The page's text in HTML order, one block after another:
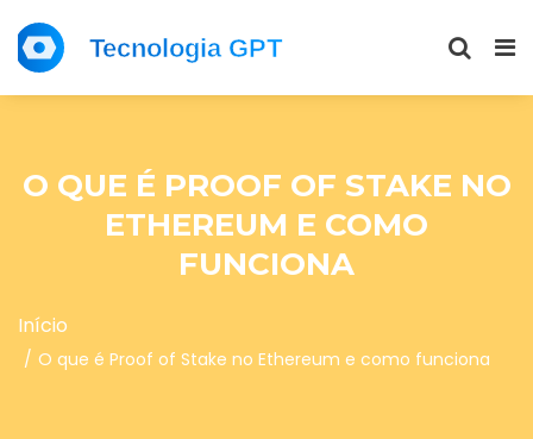
O QUE É PROOF OF STAKE NO
ETHEREUM E COMO
FUNCIONA
Início
O que é Proof of Stake no Ethereum e como funciona